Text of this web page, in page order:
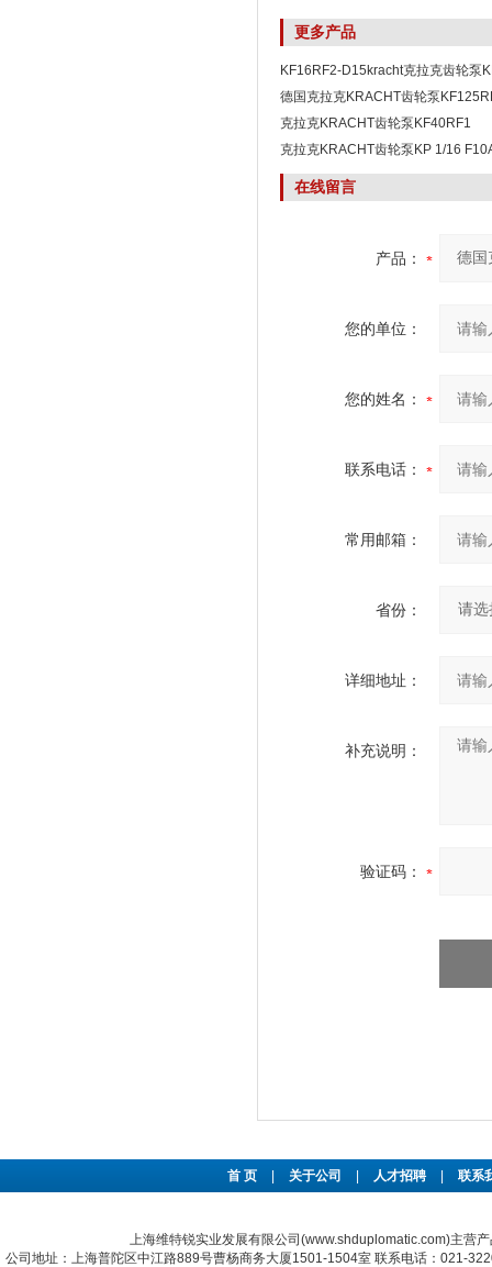
更多产品
KF16RF2-D15kracht克拉克齿轮泵
有优惠
德国克拉克KRACHT齿轮泵
克拉克KRACHT齿轮泵KF40RF1
克拉克KRACHT齿轮泵KP 1/16
在线留言
产品：
您的单位：
您的姓名：
联系电话：
常用邮箱：
省份：
详细地址：
补充说明：
验证码：
首 页 关于公司 人才招聘 联系
上海维特锐实业发展有限公司(www.shduplomatic.com)主营
公司地址：上海普陀区中江路889号曹杨商务大厦1501-1504室 联系电话：021-